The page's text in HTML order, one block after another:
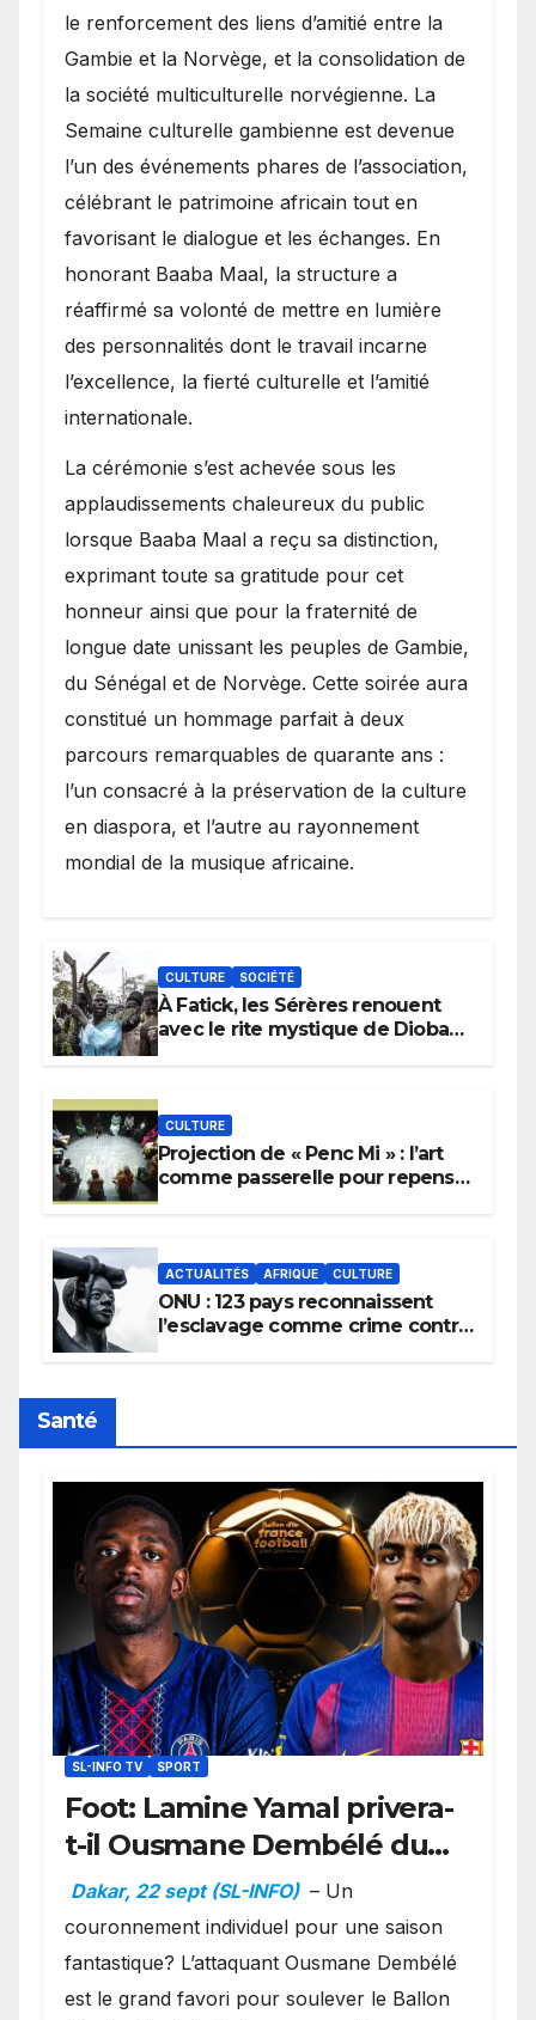
le renforcement des liens d’amitié entre la
Gambie et la Norvège, et la consolidation de
la société multiculturelle norvégienne. La
Semaine culturelle gambienne est devenue
l’un des événements phares de l’association,
célébrant le patrimoine africain tout en
favorisant le dialogue et les échanges. En
honorant Baaba Maal, la structure a
réaffirmé sa volonté de mettre en lumière
des personnalités dont le travail incarne
l’excellence, la fierté culturelle et l’amitié
internationale.
​La cérémonie s’est achevée sous les
applaudissements chaleureux du public
lorsque Baaba Maal a reçu sa distinction,
exprimant toute sa gratitude pour cet
honneur ainsi que pour la fraternité de
longue date unissant les peuples de Gambie,
du Sénégal et de Norvège. Cette soirée aura
constitué un hommage parfait à deux
parcours remarquables de quarante ans :
l’un consacré à la préservation de la culture
en diaspora, et l’autre au rayonnement
mondial de la musique africaine.
CULTURE SOCIÉTÉ
À Fatick, les Sérères renouent
avec le rite mystique de Diobaye
CULTURE
Projection de « Penc Mi » : l’art
comme passerelle pour repenser
ACTUALITÉS AFRIQUE CULTURE
ONU : 123 pays reconnaissent
l’esclavage comme crime contre
Santé
SL-INFO TV SPORT
Foot: Lamine Yamal privera-
t-il Ousmane Dembélé du
Ballon d’or ?
Dakar, 22 sept (SL-INFO) – Un
couronnement individuel pour une saison
fantastique? L’attaquant Ousmane Dembélé
est le grand favori pour soulever le Ballon